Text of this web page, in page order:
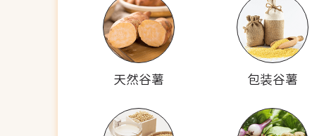
天然谷薯 包装谷薯